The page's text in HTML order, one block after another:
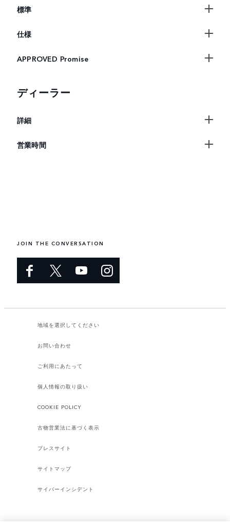
標準
仕様
APPROVED Promise
ディーラー
詳細
営業時間
JOIN THE CONVERSATION
地域を選択してください​
お問い合わせ
ご利用にあたって
個人情報の取り扱い
COOKIE POLICY
古物営業法に基づく表示
プレスサイト
サイトマップ
サイバーインシデント